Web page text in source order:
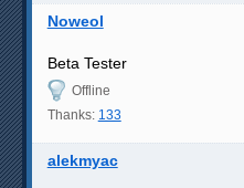
Noweol
Beta Tester
Offline
Thanks: 133
alekmyac